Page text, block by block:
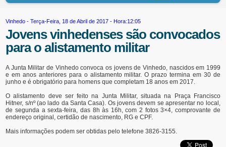
Vinhedo - Terça-Feira, 18 de Abril de 2017 - Hora:12:05
Jovens vinhedenses são convocados
para o alistamento militar
A Junta Militar de Vinhedo convoca os jovens de Vinhedo, nascidos em 1999
e em anos anteriores para o alistamento militar. O prazo termina em 30 de
junho e é obrigatório para homens que completam 18 anos em 2017.
O alistamento deve ser feito na Junta Militar, situada na Praça Francisco
Hitner, s/nº (ao lado da Santa Casa). Os jovens devem se apresentar no local,
de segunda a sexta-feira, das 8h às 16h, com 2 fotos 3×4, comprovante de
endereço original, certidão de nascimento, RG e CPF.
Mais informações podem ser obtidas pelo telefone 3826-3155.